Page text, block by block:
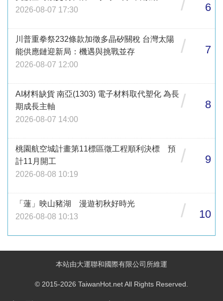
2026-08-07 17:30
6
川普重拳祭232條款加徵多晶矽關稅 台灣太陽
能供應鏈迎新局：機遇與挑戰並存
2026-08-07 12:00
/ 7
AI材料缺貨 南亞(1303) 電子材料取代塑化 為長
期成長主軸
2026-08-07 14:00
/ 8
桃園航空城計畫第11標區徵工程順利決標 預
計11月開工
2026-08-08 10:19
/ 9
「蓮」映山豬湖 漫遊初秋好時光
2026-08-08 10:13
/ 10
本站由大運聯和國際有限公司所維運
© 2015-2026 TaiwanHot.net All Rights Reserved.